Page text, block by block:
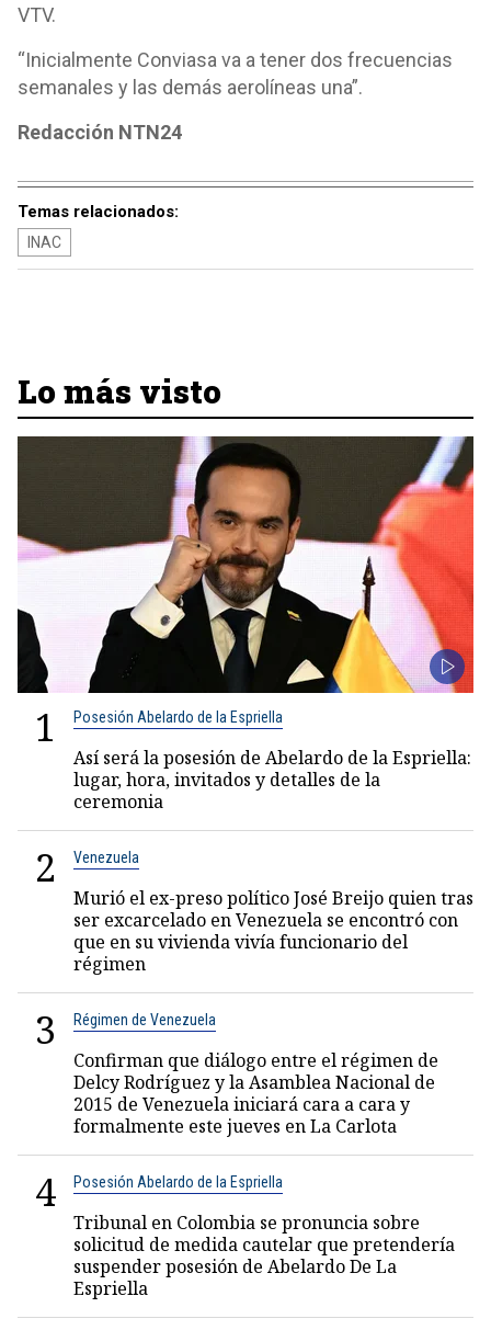
VTV.
“Inicialmente Conviasa va a tener dos frecuencias
semanales y las demás aerolíneas una”.
Redacción NTN24
Temas relacionados:
INAC
Lo más visto
1 Posesión Abelardo de la Espriella
Así será la posesión de Abelardo de la Espriella:
lugar, hora, invitados y detalles de la
ceremonia
2 Venezuela
Murió el ex-preso político José Breijo quien tras
ser excarcelado en Venezuela se encontró con
que en su vivienda vivía funcionario del
régimen
3 Régimen de Venezuela
Confirman que diálogo entre el régimen de
Delcy Rodríguez y la Asamblea Nacional de
2015 de Venezuela iniciará cara a cara y
formalmente este jueves en La Carlota
4 Posesión Abelardo de la Espriella
Tribunal en Colombia se pronuncia sobre
solicitud de medida cautelar que pretendería
suspender posesión de Abelardo De La
Espriella